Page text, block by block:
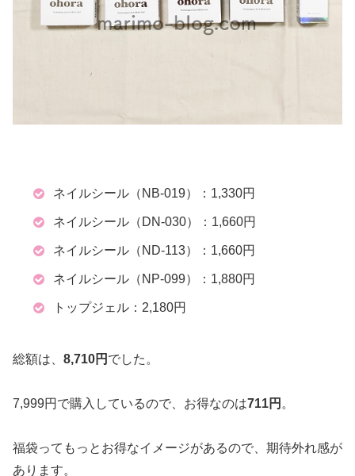
ネイルシール（NB-019）：1,330円
ネイルシール（DN-030）：1,660円
ネイルシール（ND-113）：1,660円
ネイルシール（NP-099）：1,880円
トップジェル：2,180円
総額は、 8,710円 でした。
7,999円で購入しているので、お得なのは711円 。
福袋ってもっとお得なイメージがあるので、期待外れ感が
あります。